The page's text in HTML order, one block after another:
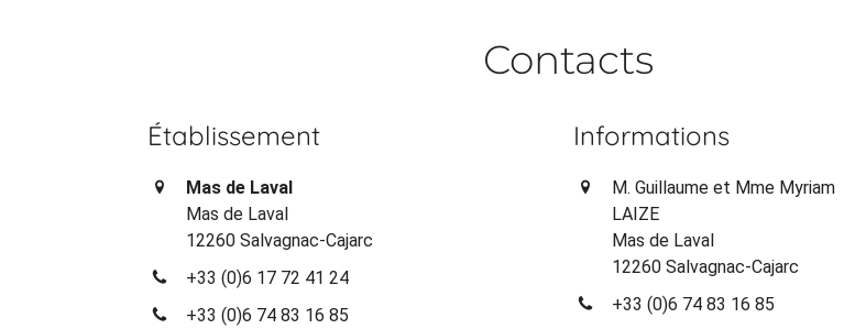
Contacts
Établissement
Mas de Laval
Mas de Laval
12260 Salvagnac-Cajarc
+33 (0)6 17 72 41 24
+33 (0)6 74 83 16 85
Informations
M. Guillaume et Mme Myriam
LAIZE
Mas de Laval
12260 Salvagnac-Cajarc
+33 (0)6 74 83 16 85